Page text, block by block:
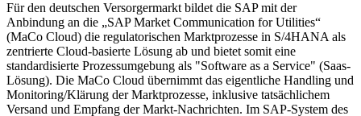
Für den deutschen Versorgermarkt bildet die SAP mit der
Anbindung an die „SAP Market Communication for Utilities“
(MaCo Cloud) die regulatorischen Marktprozesse in S/4HANA als
zentrierte Cloud-basierte Lösung ab und bietet somit eine
standardisierte Prozessumgebung als "Software as a Service" (Saas-
Lösung). Die MaCo Cloud übernimmt das eigentliche Handling und
Monitoring/Klärung der Marktprozesse, inklusive tatsächlichem
Versand und Empfang der Markt-Nachrichten. Im SAP-System des